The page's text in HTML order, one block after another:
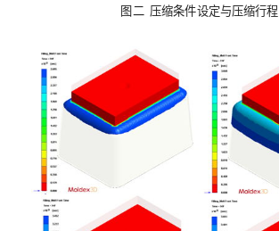
图二 压缩条件设定与压缩行程